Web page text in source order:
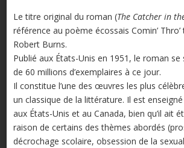
Le titre original du roman (The Catcher in
référence au poème écossais Comin’ Thro’
Robert Burns.
Publié aux États-Unis en 1951, le roman se
de 60 millions d’exemplaires à ce jour.
Il constitue l’une des œuvres les plus
un classique de la littérature. Il est
aux États-Unis et au Canada, bien qu’il ait
raison de certains des thèmes abordés
décrochage scolaire, obsession de la